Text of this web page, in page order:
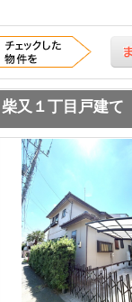
柴又１丁目戸建て